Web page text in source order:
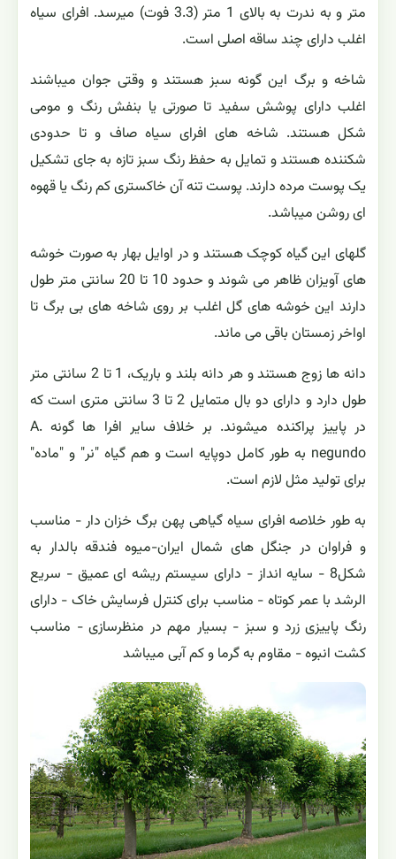
متر و به ندرت به بالای 1 متر (3.3 فوت) میرسد. افرای سیاه
اغلب دارای چند ساقه اصلی است.
شاخه و برگ این گونه سبز هستند و وقتی جوان میباشند
اغلب دارای پوشش سفید تا صورتی یا بنفش رنگ و مومی
شکل هستند. شاخه های افرای سیاه صاف و تا حدودی
شکننده هستند و تمایل به حفظ رنگ سبز تازه به جای تشکیل
یک پوست مرده دارند. پوست تنه آن خاکستری کم رنگ یا قهوه
ای روشن میباشد.
گلهای این گیاه کوچک هستند و در اوایل بهار به صورت خوشه
های آویزان ظاهر می شوند و حدود 10 تا 20 سانتی متر طول
دارند این خوشه های گل اغلب بر روی شاخه های بی برگ تا
اواخر زمستان باقی می ماند.
دانه ها زوج هستند و هر دانه بلند و باریک، 1 تا 2 سانتی متر
طول دارد و دارای دو بال متمایل 2 تا 3 سانتی متری است که
در پاییز پراکنده میشوند. بر خلاف سایر افرا ها گونه A.
negundo به طور کامل دوپایه است و هم گیاه "نر" و "ماده"
برای تولید مثل لازم است.
به طور خلاصه افرای سیاه گیاهی پهن برگ خزان دار - مناسب
و فراوان در جنگل های شمال ایران-میوه فندقه بالدار به
شکل8 - سایه انداز - دارای سیستم ریشه ای عمیق - سریع
الرشد با عمر کوتاه - مناسب برای کنترل فرسایش خاک - دارای
رنگ پاییزی زرد و سبز - بسیار مهم در منظرسازی - مناسب
کشت انبوه - مقاوم به گرما و کم آبی میباشد